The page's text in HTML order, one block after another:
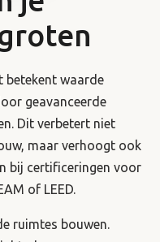
betekent waarde
geavanceerde
Dit verbetert niet
maar verhoogt ook
bij certificeringen voor
of LEED.
ruimtes bouwen.